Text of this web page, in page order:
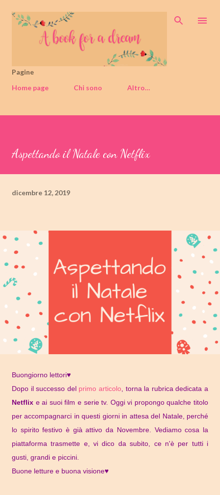
Passa ai contenuti principali
Pagine
Home page
Chi sono Altro…
Aspettando il Natale con Netflix
dicembre 12, 2019
Buongiorno lettori♥
Dopo il successo del primo articolo, torna la rubrica dedicata a
Netflix e ai suoi film e serie tv. Oggi vi propongo qualche titolo
per accompagnarci in questi giorni in attesa del Natale, perché
lo spirito festivo è già attivo da Novembre. Vediamo cosa la
piattaforma trasmette e, vi dico da subito, ce n'è per tutti i
gusti, grandi e piccini.
Buone letture e buona visione♥